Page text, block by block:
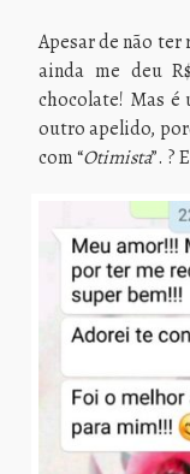
Apesar de não ter
ainda me deu
chocolate! Mas é
outro apelido,
com “Otimista”. ?